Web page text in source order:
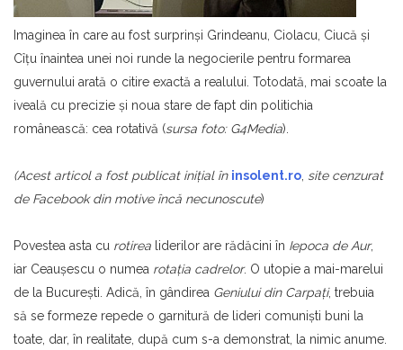
Imaginea în care au fost surprinşi Grindeanu, Ciolacu, Ciucă şi
Cîţu înaintea unei noi runde la negocierile pentru formarea
guvernului arată o citire exactă a realului. Totodată, mai scoate la
iveală cu precizie şi noua stare de fapt din politichia
românească: cea rotativă (sursa foto: G4Media).
(Acest articol a fost publicat iniţial în insolent.ro site cenzurat
de Facebook din motive încă necunoscute)
Povestea asta cu rotirea liderilor are rădăcini în Iepoca de Aur,
iar Ceauşescu o numea rotaţia cadrelor. O utopie a mai-marelui
de la Bucureşti. Adică, în gândirea Geniului din Carpaţi, trebuia
să se formeze repede o garnitură de lideri comunişti buni la
toate, dar, în realitate, după cum s-a demonstrat, la nimic anume.